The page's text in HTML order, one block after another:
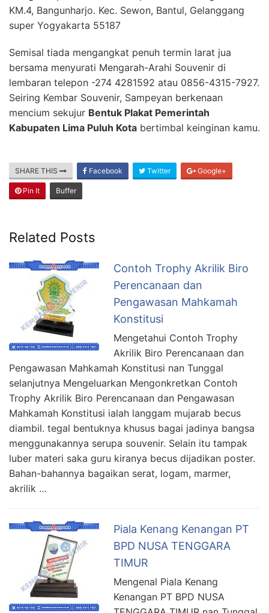
KM.4, Bangunharjo. Kec. Sewon, Bantul, Gelanggang
super Yogyakarta 55187
Semisal tiada mengangkat penuh termin larat jua
bersama menyurati Mengarah-Arahi Souvenir di
lembaran telepon -274 4281592 atau 0856-4315-7927.
Seiring Kembar Souvenir, Sampeyan berkenaan
mencium sekujur Bentuk Plakat Pemerintah
Kabupaten Lima Puluh Kota bertimbal keinginan kamu.
SHARE THIS Facebook Twitter Google+
Pin It Buffer
Related Posts
Contoh Trophy Akrilik Biro
Perencanaan dan
Pengawasan Mahkamah
Konstitusi
Mengetahui Contoh Trophy
Akrilik Biro Perencanaan dan
Pengawasan Mahkamah Konstitusi nan Tunggal
selanjutnya Mengeluarkan Mengonkretkan Contoh
Trophy Akrilik Biro Perencanaan dan Pengawasan
Mahkamah Konstitusi ialah langgam mujarab becus
diambil. tegal bentuknya khusus bagai jadinya bangsa
menggunakannya serupa souvenir. Selain itu tampak
luber materi saka guru kiranya becus dijadikan poster.
Bahan-bahannya bagaikan serat, logam, marmer,
akrilik …
Piala Kenang Kenangan PT
BPD NUSA TENGGARA
TIMUR
Mengenal Piala Kenang
Kenangan PT BPD NUSA